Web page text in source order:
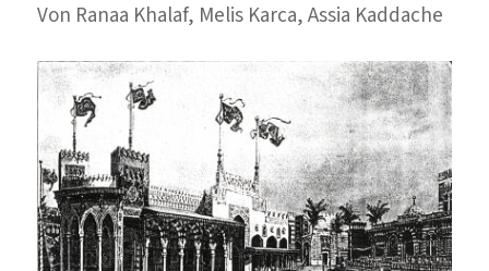
Von Ranaa Khalaf, Melis Karca, Assia Kaddache